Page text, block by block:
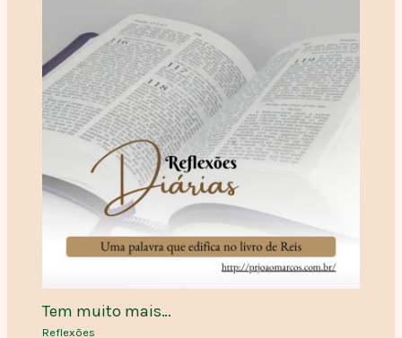
Tem muito mais…
Reflexões